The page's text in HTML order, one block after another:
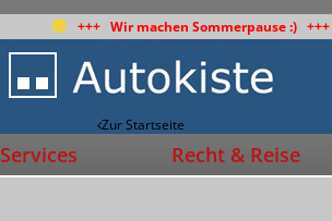
+++ Wir machen Sommerpause :) +++
Zur Startseite
Services Recht & Reise